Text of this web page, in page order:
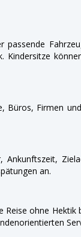
Kindersitze
Büros, Firmen
an.
ohne Hektik